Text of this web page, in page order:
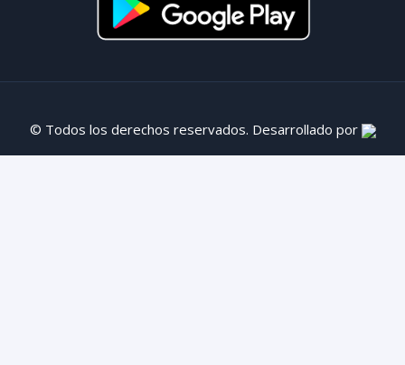
© Todos los derechos reservados. Desarrollado por